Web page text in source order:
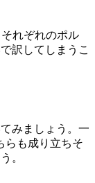
それぞれのポル
訳してしまうこ
みましょう。一
らも成り立ちそ
。